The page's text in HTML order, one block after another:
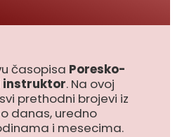
časopisa Poresko-
instruktor. Na ovoj
prethodni brojevi iz
danas, uredno
i mesecima.